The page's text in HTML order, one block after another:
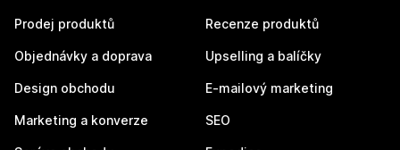
Prodej produktů
Objednávky a doprava
Design obchodu
Marketing a konverze
Recenze produktů
Upselling a balíčky
E-mailový marketing
SEO